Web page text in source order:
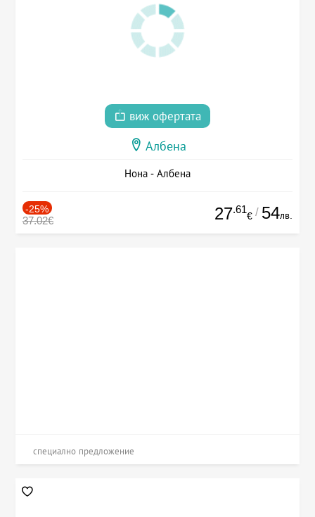
виж офертата
Албена
Нона - Албена
-25%
37.02€ 27.61
€ / 54лв.
специално предложение